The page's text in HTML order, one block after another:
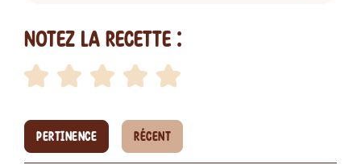
Notez la recette :
PERTINENCE RÉCENT